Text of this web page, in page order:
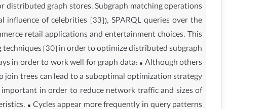
graph stores. Subgraph matching operations
of celebrities [33]), SPARQL queries over the
retail applications and entertainment choices. This
[30] in order to optimize distributed subgraph
in order to work well for graph data: • Although others
trees can lead to a suboptimal optimization strategy
in order to reduce network traffic and sizes of
• Cycles appear more frequently in query patterns